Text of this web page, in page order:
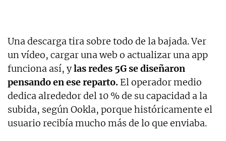
Una descarga tira sobre todo de la bajada. Ver
un vídeo, cargar una web o actualizar una app
funciona así, ylas redes 5G se diseñaron
pensando en ese reparto. El operador medio
dedica alrededor del 10 % de su capacidad a la
subida, según Ookla, porque históricamente el
usuario recibía mucho más de lo que enviaba.